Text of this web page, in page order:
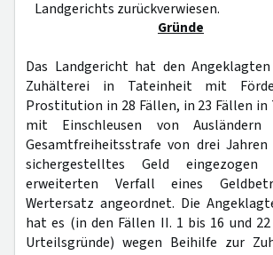
Landgerichts zurückverwiesen.
Gründe
Das Landgericht hat den
Zuhälterei in Tateinheit mit
Prostitution in 28 Fällen, in 23 Fällen
mit Einschleusen von
Gesamtfreiheitsstrafe von drei
sichergestelltes Geld
erweiterten Verfall eines
Wertersatz angeordnet. Die
hat es (in den Fällen II. 1 bis 16 und
Urteilsgründe) wegen Beihilfe zur